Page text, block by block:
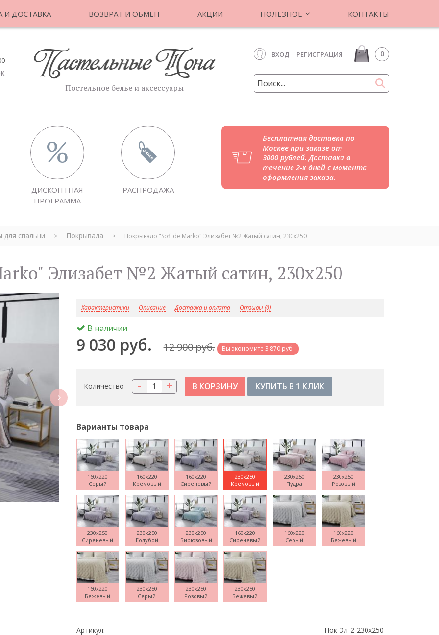
И ДОСТАВКА ВОЗВРАТ И ОБМЕН АКЦИИ ПОЛЕЗНОЕ КОНТАКТЫ
ВХОД | РЕГИСТРАЦИЯ 0
Постельное белье и аксессуары
ДИСКОНТНАЯ
ПРОГРАММА
РАСПРОДАЖА
Бесплатная доставка по
Москве при заказе от
3000 рублей. Доставка в
течение 2-х дней с момента
оформления заказа.
для спальни > Покрывала > Покрывало "Sofi de Marko" Элизабет №2 Жатый сатин, 230х250
Элизабет №2 Жатый сатин, 230х250
Поднесите мышку
next
Характеристики Описание Доставка и оплата Отзывы (0)
В наличии
9 030 руб. 12 900 руб. Вы экономите 3 870 руб.
Количество +
- КУПИТЬ В 1 КЛИК
Варианты товара
160x220
Серый
160x220
Кремовый
160x220
Сиреневый
230x250
Кремовый
230x250
Пудра
230x250
Розовый
230x250
Сиреневый
230x250
Голубой
230x250
Бирюзовый
160x220
Сиреневый
160x220
Серый
160x220
Бежевый
160x220
Бежевый
230x250
Серый
230x250
Розовый
230x250
Бежевый
Артикул: Пок-Эл-2-230х250